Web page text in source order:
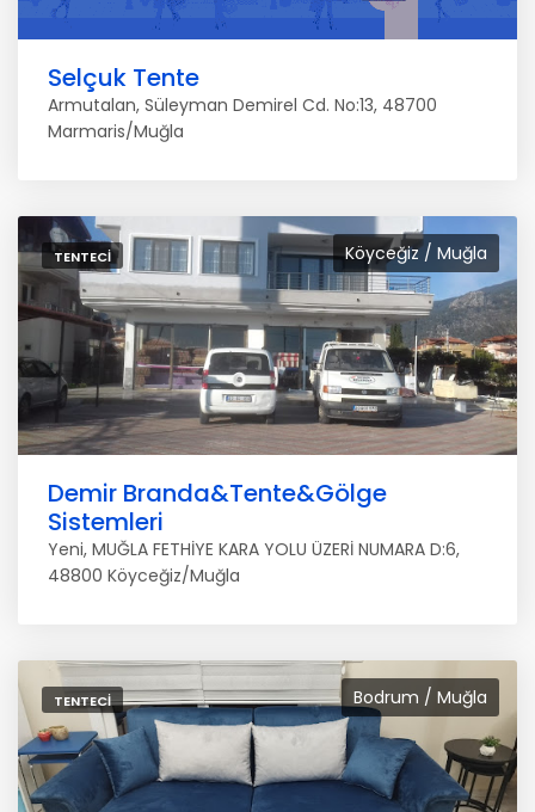
Selçuk Tente
Armutalan, Süleyman Demirel Cd. No:13, 48700
Marmaris/Muğla
Köyceğiz / Muğla
TENTECI
Demir Branda&Tente&Gölge
Sistemleri
Yeni, MUĞLA FETHİYE KARA YOLU ÜZERİ NUMARA D:6,
48800 Köyceğiz/Muğla
Bodrum / Muğla
TENTECI